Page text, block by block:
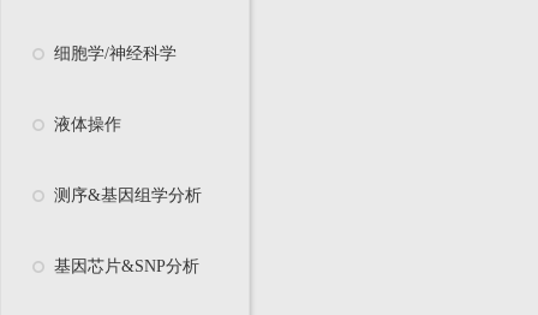
细胞学/神经科学
液体操作
测序&基因组学分析
基因芯片&SNP分析